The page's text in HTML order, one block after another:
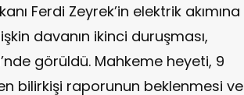
Ferdi Zeyrek’in elektrik akımına
davanın ikinci duruşması,
görüldü. Mahkeme heyeti, 9
bilirkişi raporunun beklenmesi ve